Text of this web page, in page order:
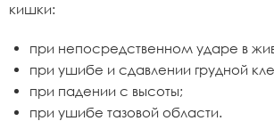
кишки:
при непосредственном ударе в
при ушибе и сдавлении грудной
при падении с высоты;
при ушибе тазовой области.